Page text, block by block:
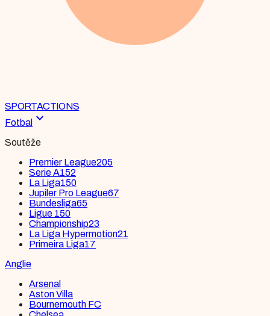
SPORTACTIONS
Fotbal expand_more
Soutěže
Premier League205
Serie A152
La Liga150
Jupiler Pro League67
Bundesliga65
Ligue 150
Championship23
La Liga Hypermotion21
Primeira Liga17
Anglie
Arsenal
Aston Villa
Bournemouth FC